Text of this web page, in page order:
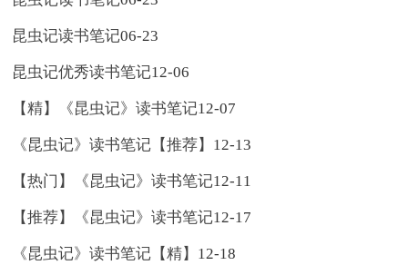
昆虫记读书笔记06-23
昆虫记优秀读书笔记12-06
【精】《昆虫记》读书笔记12-07
《昆虫记》读书笔记【推荐】 12-13
【热门】《昆虫记》读书笔记12-11
【推荐】《昆虫记》读书笔记12-17
《昆虫记》读书笔记【精】 12-18